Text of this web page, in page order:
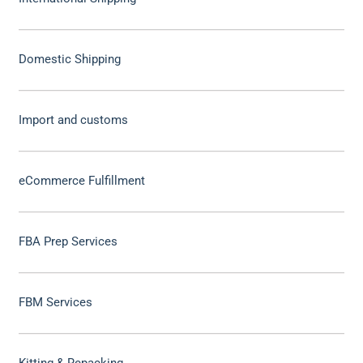
Domestic Shipping
Import and customs
eCommerce Fulfillment
FBA Prep Services
FBM Services